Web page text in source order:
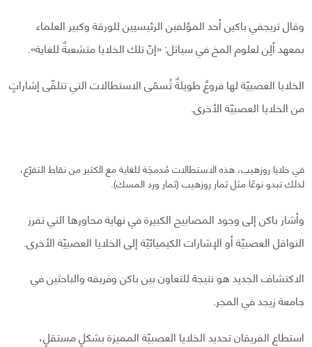
وقال تريجفي باكين أحد المؤلفين الرئيسيين للورقة وكبير العلماء
بمعهد ألِن لعلوم المخ في سياتل: «إنّ تلك الخلايا متشعبةٌ للغاية».
الخلايا العصبيّة لها فروعٌ طويلةٌ تُسمّى الاستطالات التي تتلقّى إشاراتٍ
من الخلايا العصبيّة الأخرى.
في خلايا روزهيب، هذه الاستطالات مُدمجَة للغاية مع الكثير من نقاط التفرّع،
لذلك تبدو نوعًا مثل ثمار روزهيب (ثمار ورد المسك).
وأشار باكن إلى وجود المصابيح الكبيرة في نهاية محاورها التي تفرز
النواقل العصبيّة أو الإشارات الكيميائيّة إلى الخلايا العصبيّة الأخرى.
الاكتشاف الجديد هو نتيجة للتعاون بين باكن وفريقه والباحثين في
جامعة زيجد في المجر.
استطاع الفريقان تحديد الخلايا العصبيّة المميزة بشكلٍ مستقلٍ،